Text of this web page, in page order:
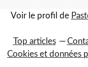
Voir le profil de
Top articles
Cookies et données